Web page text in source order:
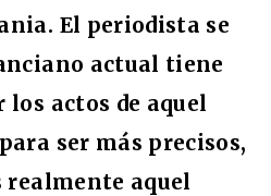
El periodista se
actual tiene
los actos de aquel
ser más precisos,
realmente aquel